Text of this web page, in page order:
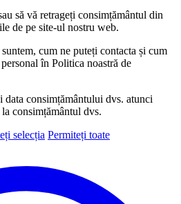
să vă retrageți consimțământul din
de pe site-ul nostru web.
cum ne puteți contacta și cum
în Politica noastră de
consimțământului dvs. atunci
consimțământul dvs.
selecția Permiteți toate